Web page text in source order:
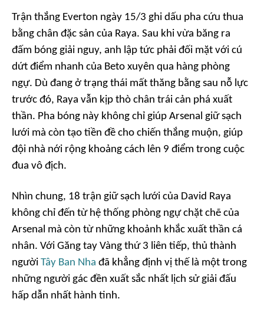
Trận thắng Everton ngày 15/3 ghi dấu pha cứu thua
bằng chân đặc sản của Raya. Sau khi vừa băng ra
đấm bóng giải nguy, anh lập tức phải đối mặt với cú
dứt điểm nhanh của Beto xuyên qua hàng phòng
ngự. Dù đang ở trạng thái mất thăng bằng sau nỗ lực
trước đó, Raya vẫn kịp thò chân trái cản phá xuất
thần. Pha bóng này không chỉ giúp Arsenal giữ sạch
lưới mà còn tạo tiền đề cho chiến thắng muộn, giúp
đội nhà nới rộng khoảng cách lên 9 điểm trong cuộc
đua vô địch.
Nhìn chung, 18 trận giữ sạch lưới của David Raya
không chỉ đến từ hệ thống phòng ngự chặt chẽ của
Arsenal mà còn từ những khoảnh khắc xuất thần cá
nhân. Với Găng tay Vàng thứ 3 liên tiếp, thủ thành
người Tây Ban Nha đã khẳng định vị thế là một trong
những người gác đền xuất sắc nhất lịch sử giải đấu
hấp dẫn nhất hành tinh.